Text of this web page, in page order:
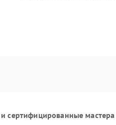
сертифицированные мастера